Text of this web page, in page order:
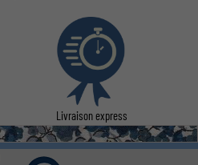
Livraison express